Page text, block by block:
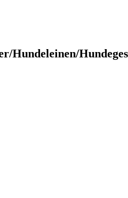
Hundeleinen/